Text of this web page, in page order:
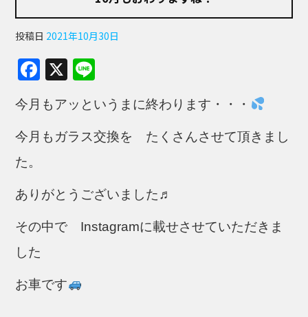
投稿日 2021年10月30日
F
a
c
e
o
k
X
e
今月もアッというまに終わります・・・
今月もガラス交換を たくさんさせて頂きまし
た。
ありがとうございました♬
その中で Instagramに載せさせていただきま
した
お車です